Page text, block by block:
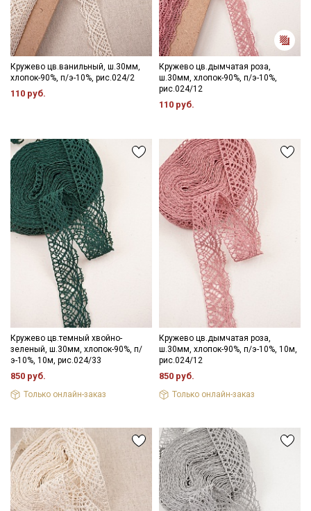
Кружево цв.ванильный, ш.30мм,
хлопок-90%, п/э-10%, рис.024/2
110 руб.
Кружево цв.дымчатая роза,
ш.30мм, хлопок-90%, п/э-10%,
рис.024/12
110 руб.
Кружево цв.темный хвойно-
зеленый, ш.30мм, хлопок-90%, п/
э-10%, 10м, рис.024/33
850 руб.
Только онлайн-заказ
Кружево цв.дымчатая роза,
ш.30мм, хлопок-90%, п/э-10%, 10м,
рис.024/12
850 руб.
Только онлайн-заказ